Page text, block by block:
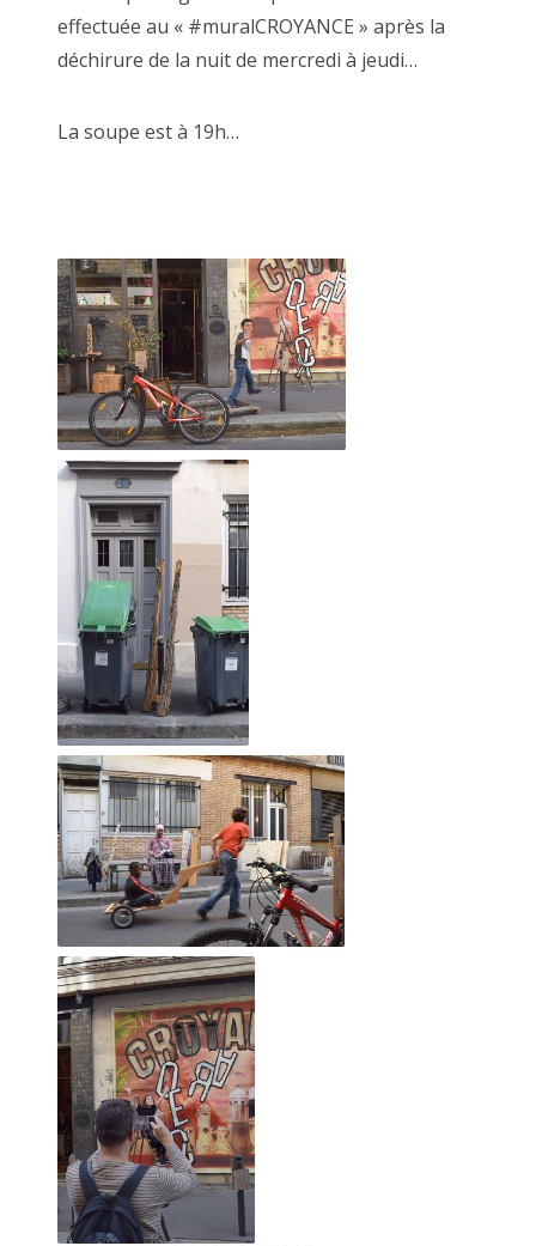
effectuée au « #muralCROYANCE » après la
déchirure de la nuit de mercredi à jeudi…
La soupe est à 19h…
Le OU PAS, concept inhérent aux faiseurs, consiste dans le
fait de jouer de tout.
De sa voix, de son corps, d'une fabrication d'éléments à
une performance improvisée sans savoir si cela va "le faire
ou pas".
Principalement menées DEHORS! sur le parvis, la scène
d'à côté, ces tribulations sont essentielles pour
le développement artistique du faiseur.
Le faiseur se moque de la connotation négative du
jugement de l'Autre.
Ici il n'est pas question de likes, de mépris ou même
d'indifférence.
Chaque regard ne peut être que critique constructive ou
réponse à sa quête personelle de l'obsession créatrice.
-----------
De nombreuses âmes se sont emerveillées à venir jouer. J'en
tire dailleurs un certain plaisir
et mon expérience est sûrement celle que je connais le
mieux.
Je pourrai ainsi expliquer à travers des exemples concrets et
mon vécu un déroulé le plus proche d'une réalité.
La mienne.
Loin de me considérer comme un artiste, si ce n'est que la
version familière ".6" de "bon à rien, fantaisiste"